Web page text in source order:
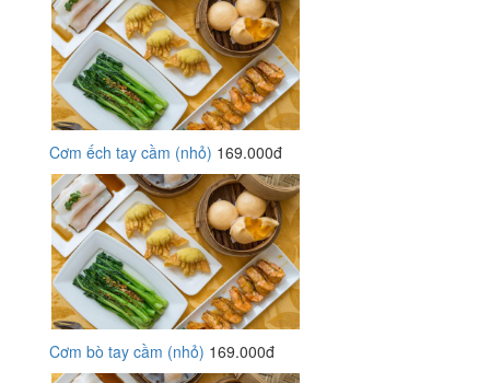
Cơm ếch tay cầm (nhỏ) 169.000đ
Cơm bò tay cầm (nhỏ) 169.000đ